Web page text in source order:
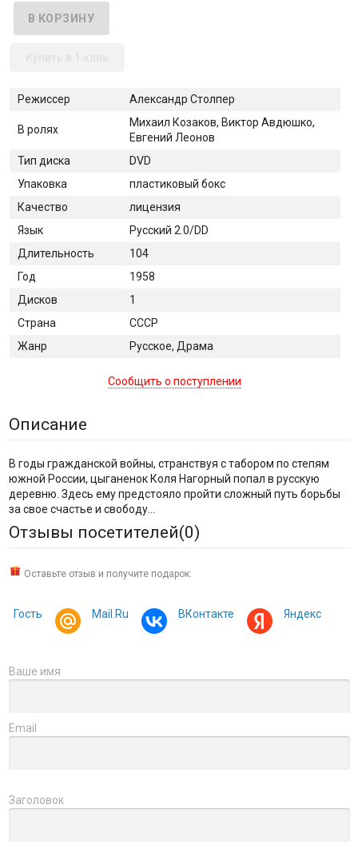
Режиссер Александр Столпер
В ролях
Михаил Козаков, Виктор Авдюшко,
Евгений Леонов
Тип диска
DVD
Упаковка
пластиковый бокс
Качество
лицензия
Язык
Русский 2.0/DD
Длительность
104
Год
1958
Дисков
1
Страна
СССР
Жанр
Русское, Драма
Сообщить о поступлении
Описание
В годы гражданской войны, странствуя с табором по степям
южной России, цыганенок Коля Нагорный попал в русскую
деревню. Здесь ему предстояло пройти сложный путь борьбы
за свое счастье и свободу…
Отзывы посетителей(0)
Оставьте отзыв и получите подарок:
Гость Mail.Ru ВКонтакте Яндекс
Ваше имя
Email
Заголовок